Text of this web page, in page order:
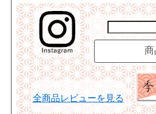
全商品レビューを見る